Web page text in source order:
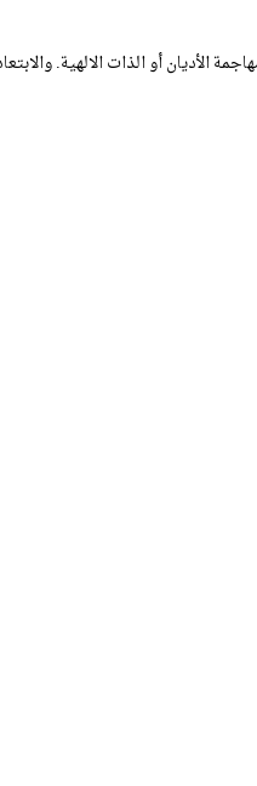
الأديان أو الذات الالهية.